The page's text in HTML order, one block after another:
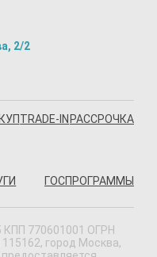
2/2
TRADE-IN РАССРОЧКА
ГОСПРОГРАММЫ
770601001 ОГРН
город Москва,